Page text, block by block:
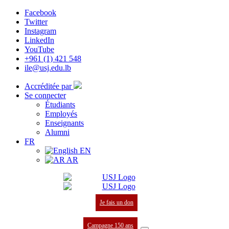
Facebook
Twitter
Instagram
LinkedIn
YouTube
+961 (1) 421 548
ile@usj.edu.lb
Accréditée par
Se connecter
Étudiants
Employés
Enseignants
Alumni
FR
EN
AR
Je fais un don
Campagne 150 ans